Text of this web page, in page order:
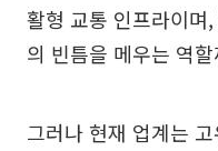
활형 교통 인프라이며
의 빈틈을 메우는 역
그러나 현재 업계는